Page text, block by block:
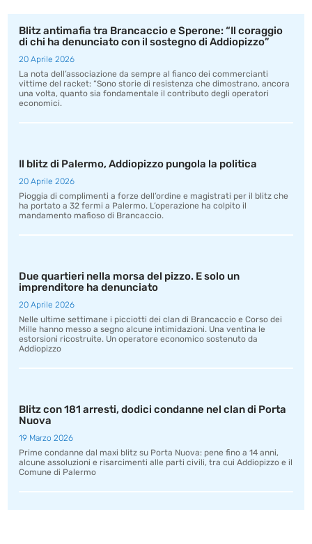
Blitz antimafia tra Brancaccio e Sperone: “Il coraggio
di chi ha denunciato con il sostegno di Addiopizzo”
20 Aprile 2026
La nota dell’associazione da sempre al fianco dei commercianti
vittime del racket: “Sono storie di resistenza che dimostrano, ancora
una volta, quanto sia fondamentale il contributo degli operatori
economici.
Il blitz di Palermo, Addiopizzo pungola la politica
20 Aprile 2026
Pioggia di complimenti a forze dell’ordine e magistrati per il blitz che
ha portato a 32 fermi a Palermo. L’operazione ha colpito il
mandamento mafioso di Brancaccio.
Due quartieri nella morsa del pizzo. E solo un
imprenditore ha denunciato
20 Aprile 2026
Nelle ultime settimane i picciotti dei clan di Brancaccio e Corso dei
Mille hanno messo a segno alcune intimidazioni. Una ventina le
estorsioni ricostruite. Un operatore economico sostenuto da
Addiopizzo
Blitz con 181 arresti, dodici condanne nel clan di Porta
Nuova
19 Marzo 2026
Prime condanne dal maxi blitz su Porta Nuova: pene fino a 14 anni,
alcune assoluzioni e risarcimenti alle parti civili, tra cui Addiopizzo e il
Comune di Palermo